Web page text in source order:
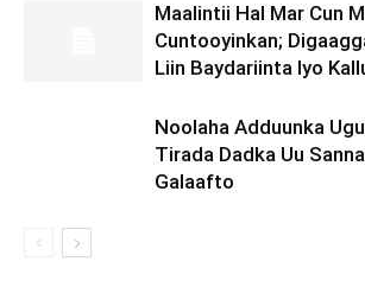
Maalintii Hal Mar Cun
Cuntooyinkan;
Liin Baydariinta Iyo
Noolaha Adduunka
Tirada Dadka Uu
Galaafto